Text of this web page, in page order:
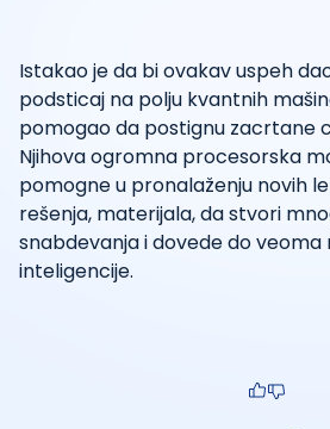
Istakao je da bi ovakav uspeh
podsticaj na polju kvantnih
pomogao da postignu zacrtane
Njihova ogromna procesorska
pomogne u pronalaženju novih
rešenja, materijala, da stvori
snabdevanja i dovede do
inteligencije.